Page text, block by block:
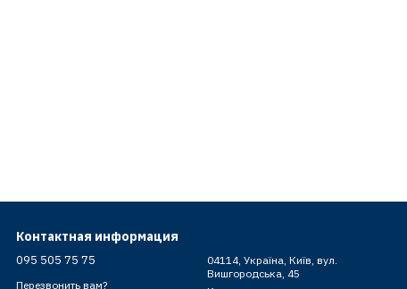
Контактная информация
095 505 75 75
Перезвонить вам?
04114, Україна, Київ, вул.
Вишгородська, 45